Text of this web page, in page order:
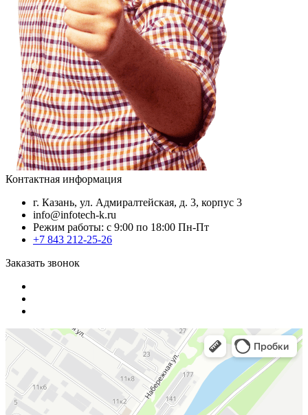
Контактная информация
г. Казань, ул. Адмиралтейская, д. 3, корпус 3
info@infotech-k.ru
Режим работы: с 9:00 по 18:00 Пн-Пт
+7 843 212-25-26
Заказать звонок